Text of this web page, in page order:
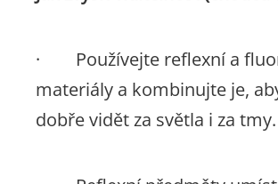
· Používejte reflexní a
materiály a kombinujte je,
dobře vidět za světla i za tmy.